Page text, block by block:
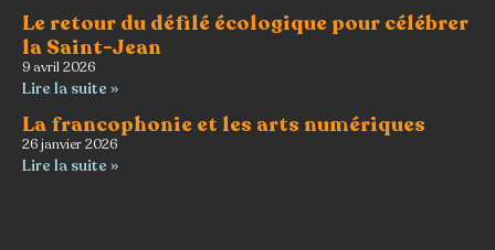
Le retour du défilé écologique pour célébrer
la Saint-Jean
9 avril 2026
Lire la suite »
La francophonie et les arts numériques
26 janvier 2026
Lire la suite »